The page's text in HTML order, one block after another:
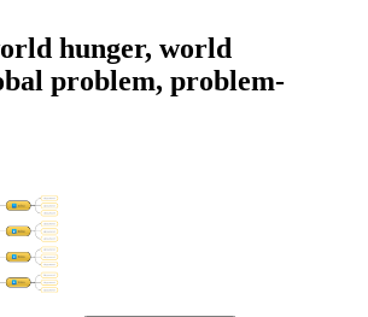
hunger, world
problem, problem-